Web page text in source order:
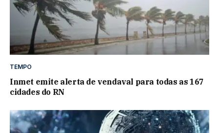
TEMPO
Inmet emite alerta de vendaval para todas as 167
cidades do RN